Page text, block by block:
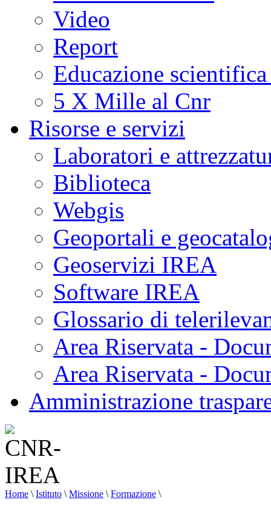
Video
Report
Educazione
5 X Mille al Cnr
Risorse e servizi
Laboratori e
Biblioteca
Webgis
Geoportali e
Geoservizi IREA
Software IREA
Glossario di
Area Riservata -
Area Riservata -
Amministrazione
Home \ Istituto \ Missione \ Formazione \